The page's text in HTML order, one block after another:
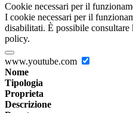
Cookie necessari per il
I cookie necessari per il
disabilitati. È possibile
policy.
www.youtube.com
Nome
Tipologia
Proprieta
Descrizione